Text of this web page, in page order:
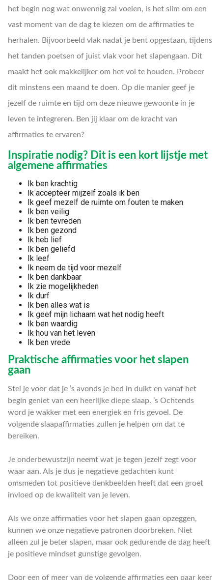
het begin nog wat onwennig zal voelen, is het slim om een
vast moment van de dag te kiezen om de affirmaties te
herhalen. Bijvoorbeeld vlak nadat je bent opgestaan, tijdens
het tanden poetsen of juist vlak voor het slapengaan. Dit
maakt het ook makkelijker om het vol te houden. Probeer
dit minstens een maand te doen. Op die manier geef je
jezelf de ruimte en tijd om deze nieuwe gewoonte in je
leven te integreren. Ben jij klaar om de kracht van
affirmaties te ervaren?
Inspiratie nodig? Dit is een kort lijstje met
algemene affirmaties
Ik ben krachtig
Ik accepteer mijzelf zoals ik ben
Ik geef mezelf de ruimte om fouten te maken
Ik ben veilig
Ik ben tevreden
Ik ben gezond
Ik heb lief
Ik ben geliefd
Ik leef
Ik neem de tijd voor mezelf
Ik ben dankbaar
Ik zie mogelijkheden
Ik durf
Ik ben alles wat is
Ik geef mijn lichaam wat het nodig heeft
Ik ben waardig
Ik hou van het leven
Ik ben vrede
Praktische affirmaties voor het slapen
gaan
Stel je voor dat je ’s avonds je bed in duikt en vanaf het
begin geniet van een heerlijke diepe slaap. ’s Ochtends
word je wakker met een energiek en fris gevoel. De
volgende slaapaffirmaties zullen je helpen om dat te
bereiken.
Je onderbewustzijn neemt wat je tegen jezelf zegt voor
waar aan. Als je dus je negatieve gedachten kunt
omsmeden tot positieve denkbeelden heeft dat een groet
invloed op de kwaliteit van je leven.
Als we onze affirmaties voor het slapen gaan opzeggen,
kunnen we onze negatieve patronen doorbreken. Niet
alleen zul je beter slapen, maar ook gedurende de dag heeft
je positieve mindset gunstige gevolgen.
Door een of meer van de volgende affirmaties een paar keer